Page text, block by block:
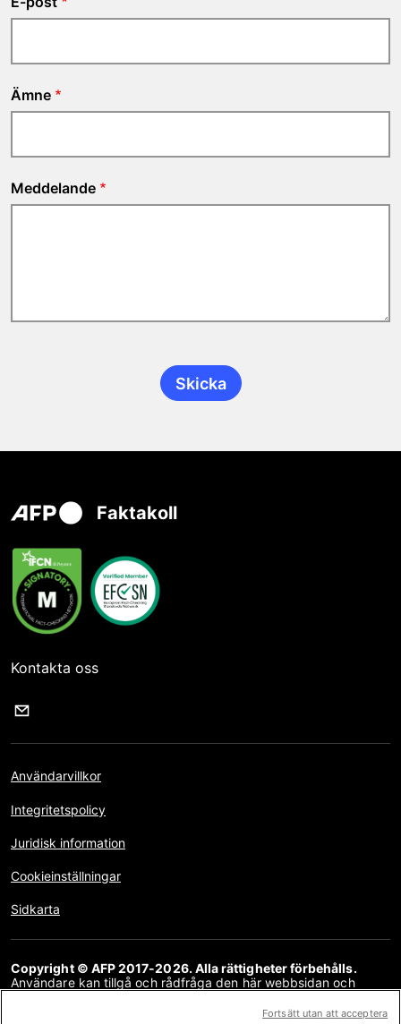
Ämne
Meddelande
Faktakoll
Kontakta oss
Användarvillkor
Integritetspolicy
Juridisk information
Cookieinställningar
Sidkarta
Copyright © AFP 2017-2026. Alla rättigheter förbehålls.
Användare kan tillgå och rådfråga den här webbsidan och
kommersiella ändamål. All annan användning, särskilt kopiering,
Fortsätt utan att acceptera